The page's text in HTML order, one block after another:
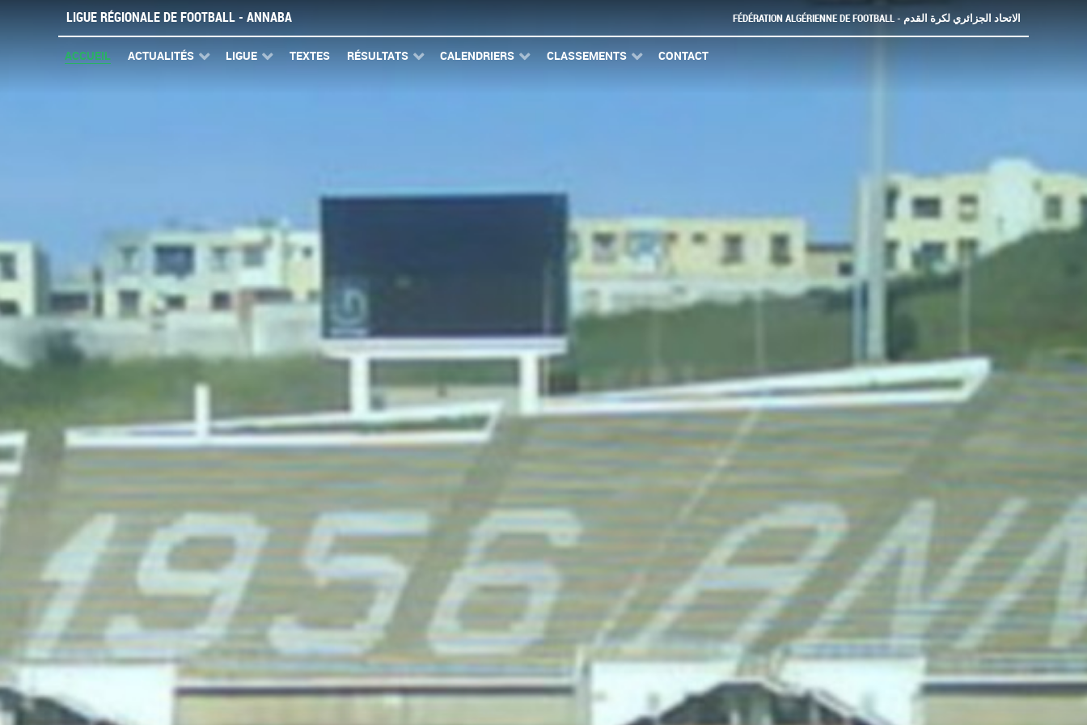
LIGUE RÉGIONALE DE FOOTBALL - ANNABA FÉDÉRATION ALGÉRIENNE DE FOOTBALL - الاتحاد الجزائري لكرة القدم
ACCUEIL ACTUALITÉS LIGUE TEXTES RÉSULTATS CALENDRIERS CLASSEMENTS CONTACT